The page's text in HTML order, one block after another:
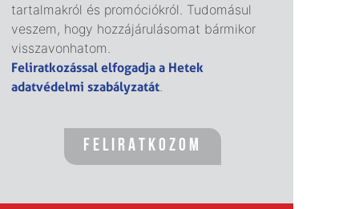
tartalmakról és promóciókról. Tudomásul
veszem, hogy hozzájárulásomat bármikor
visszavonhatom.
Feliratkozással elfogadja a Hetek
adatvédelmi szabályzatát